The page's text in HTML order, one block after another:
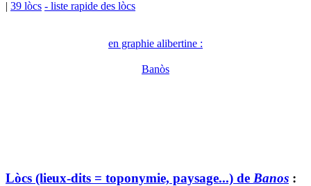
| 39 lòcs - liste rapide des lòcs
en graphie alibertine :
Banòs
Lòcs (lieux-dits = toponymie, paysage...) de Banos :